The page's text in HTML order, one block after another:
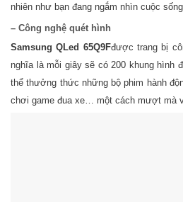
nhiên như bạn đang ngắm nhìn cuộc
– Công nghệ quét hình
Samsung QLed 65Q9Fđược trang bị
nghĩa là mỗi giây sẽ có 200 khung hình
thể thưởng thức những bộ phim hành
chơi game đua xe… một cách mượt mà